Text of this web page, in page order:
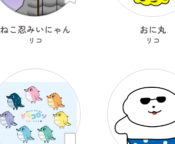
ねこ忍みいにゃん
リコ
おに丸
リコ